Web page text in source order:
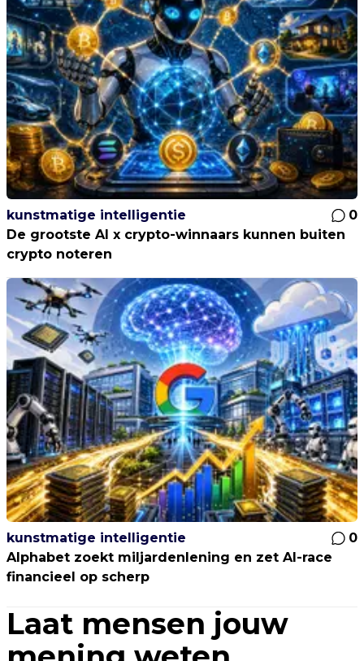
kunstmatige intelligentie
0
De grootste AI x crypto-winnaars kunnen buiten
crypto noteren
kunstmatige intelligentie
0
Alphabet zoekt miljardenlening en zet AI-race
financieel op scherp
Laat mensen jouw